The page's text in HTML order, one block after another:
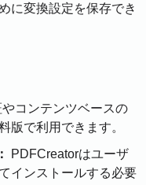
に変換設定を保存でき
コンテンツベースの
版で利用できます。
PDFCreatorはユーザ
インストールする必要